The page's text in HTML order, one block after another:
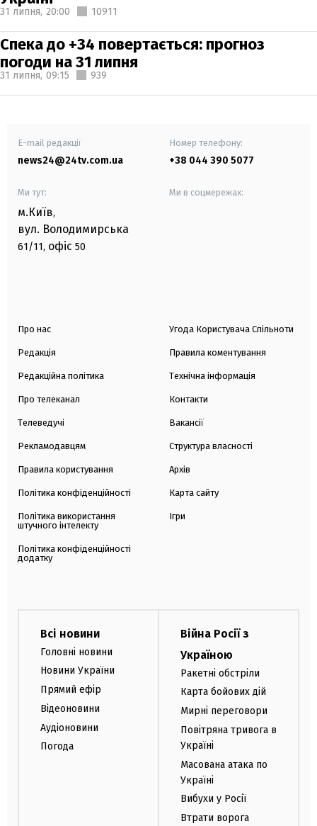
31 липня, 20:00 10911
Спека до +34 повертається: прогноз
погоди на 31 липня
31 липня, 09:15 939
E-mail редакції
news24@24tv.com.ua
Номер телефону:
+38 044 390 5077
Ми тут:
м.Київ,
вул. Володимирська
61/11, офіс 50
Ми в соцмережах:
Про нас
Редакція
Редакційна політика
Про телеканал
Телеведучі
Рекламодавцям
Правила користування
Політика конфіденційності
Політика використання
штучного інтелекту
Політика конфіденційності
додатку
Угода Користувача Спільноти
Правила коментування
Технічна інформація
Контакти
Вакансії
Структура власності
Архів
Карта сайту
Ігри
Всі новини
Головні новини
Новини України
Прямий ефір
Відеоновини
Аудіоновини
Погода
Війна Росії з
Україною
Ракетні обстріли
Карта бойових дій
Мирні переговори
Повітряна тривога в
Україні
Масована атака по
Україні
Вибухи у Росії
Втрати ворога